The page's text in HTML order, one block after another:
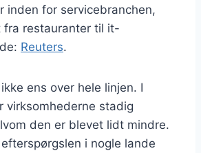
inden for servicebranchen,
restauranter til it-
Reuters.
ens over hele linjen. I
virksomhederne stadig
den er blevet lidt mindre.
i nogle lande